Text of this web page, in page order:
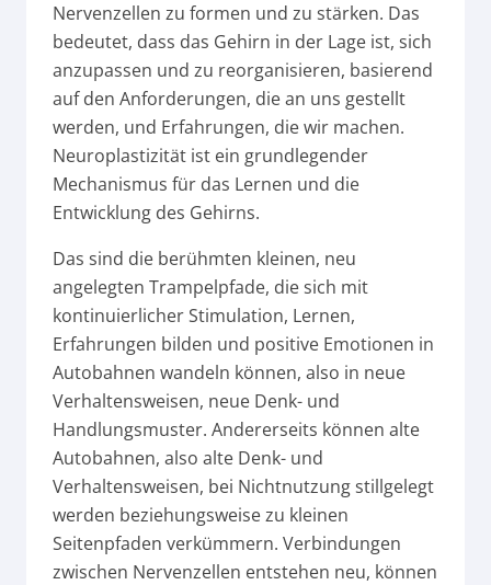
Nervenzellen zu formen und zu stärken. Das
bedeutet, dass das Gehirn in der Lage ist, sich
anzupassen und zu reorganisieren, basierend
auf den Anforderungen, die an uns gestellt
werden, und Erfahrungen, die wir machen.
Neuroplastizität ist ein grundlegender
Mechanismus für das Lernen und die
Entwicklung des Gehirns.
Das sind die berühmten kleinen, neu
angelegten Trampelpfade, die sich mit
kontinuierlicher Stimulation, Lernen,
Erfahrungen bilden und positive Emotionen in
Autobahnen wandeln können, also in neue
Verhaltensweisen, neue Denk- und
Handlungsmuster. Andererseits können alte
Autobahnen, also alte Denk- und
Verhaltensweisen, bei Nichtnutzung stillgelegt
werden beziehungsweise zu kleinen
Seitenpfaden verkümmern. Verbindungen
zwischen Nervenzellen entstehen neu, können